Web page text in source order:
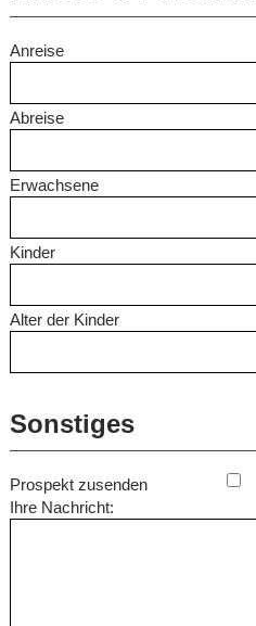
Anreise
Abreise
Erwachsene
Kinder
Alter der Kinder
Sonstiges
Prospekt zusenden
Ihre Nachricht: